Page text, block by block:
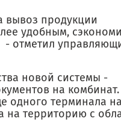
вывоз продукции
удобным,
- отметил
новой системы -
на
одного терминала на
территорию с